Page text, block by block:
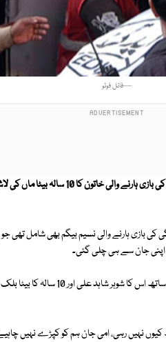
—فائل فوٹو
کراچی کے علاقے سائٹ ایریا میں زکوۃ تقیسم کے وقت بھگڈر
بازی ہارنے والی نسیم بیگم بھی شامل تھی
اپنی جان سے ہی چلی گئی۔
نسیم بیگم کی لاش عباسی شہید اسپتال لائی گئی
کیوں نہیں رہی، امی جان ہم کو کپڑے نہیں